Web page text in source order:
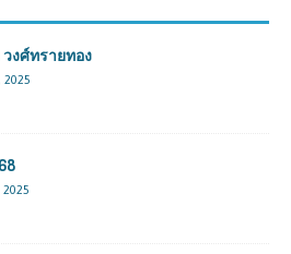
งศ์ทรายทอง